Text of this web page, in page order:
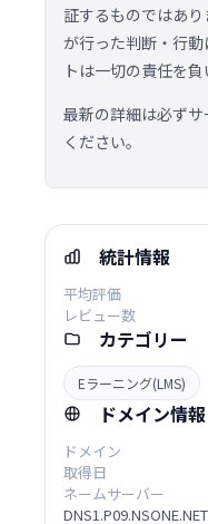
証するものではあ
が行った判断・行
トは一切の責任を負
最新の詳細は必ず
ください。
統計情報
平均評価
レビュー数
カテゴリー
Eラーニング(LMS)
ドメイン情報
ドメイン
取得日
ネームサーバー
DNS1.P09.NSONE.NET